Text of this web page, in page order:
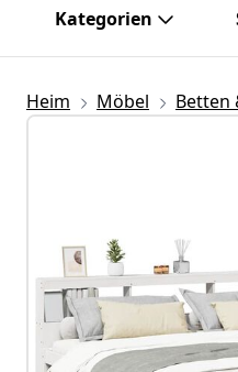
Kategorien
Heim Möbel Betten